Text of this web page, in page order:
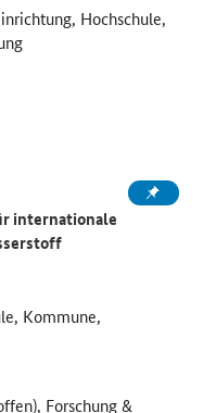
Hochschule,
internationale
Kommune,
Forschung &